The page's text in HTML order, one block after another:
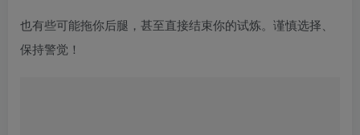
也有些可能拖你后腿，甚至直接结束你的试炼。谨慎选择、
保持警觉！